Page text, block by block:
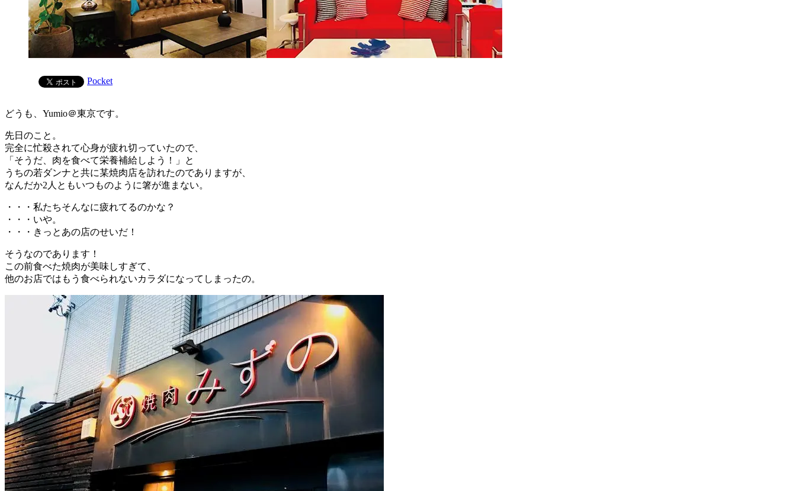
Pocket
どうも、Yumio＠東京です。
先日のこと。
完全に忙殺されて心身が疲れ切っていたので、
「そうだ、肉を食べて栄養補給しよう！」と
うちの若ダンナと共に某焼肉店を訪れたのでありますが、
なんだか2人ともいつものように箸が進まない。
・・・私たちそんなに疲れてるのかな？
・・・いや。
・・・きっとあの店のせいだ！
そうなのであります！
この前食べた焼肉が美味しすぎて、
他のお店ではもう食べられないカラダになってしまったの。